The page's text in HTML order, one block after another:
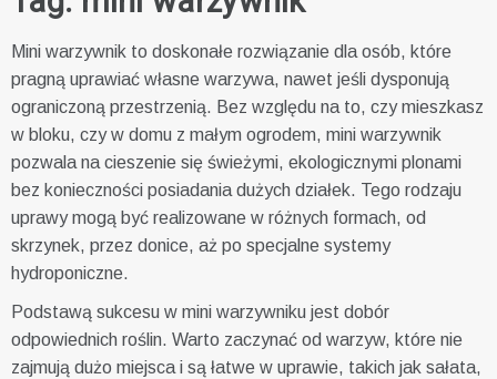
Mini warzywnik to doskonałe rozwiązanie dla osób, które
pragną uprawiać własne warzywa, nawet jeśli dysponują
ograniczoną przestrzenią. Bez względu na to, czy mieszkasz
w bloku, czy w domu z małym ogrodem, mini warzywnik
pozwala na cieszenie się świeżymi, ekologicznymi plonami
bez konieczności posiadania dużych działek. Tego rodzaju
uprawy mogą być realizowane w różnych formach, od
skrzynek, przez donice, aż po specjalne systemy
hydroponiczne.
Podstawą sukcesu w mini warzywniku jest dobór
odpowiednich roślin. Warto zaczynać od warzyw, które nie
zajmują dużo miejsca i są łatwe w uprawie, takich jak sałata,